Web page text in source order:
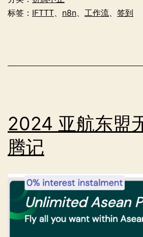
部
替
自
动
作
流
标签： IFTTT n8n 工作流 签到
2024 亚航东盟
腾记